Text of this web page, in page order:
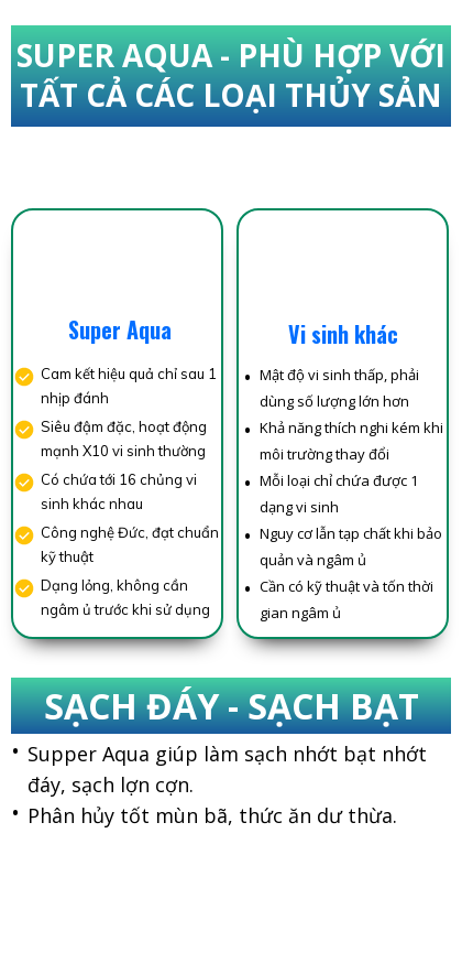
SẠCH ĐÁY - SẠCH BẠT
Supper Aqua giúp làm sạch nhớt bạt nhớt
đáy, sạch lợn cợn.
Phân hủy tốt mùn bã, thức ăn dư thừa.
Super Aqua
Cam kết hiệu quả chỉ sau 1
nhịp đánh
Siêu đậm đặc, hoạt động
mạnh X10 vi sinh thường
Có chứa tới 16 chủng vi
sinh khác nhau
Công nghệ Đức, đạt chuẩn
kỹ thuật
Dạng lỏng, không cần
ngâm ủ trước khi sử dụng
Mật độ vi sinh thấp, phải
dùng số lượng lớn hơn
Khả năng thích nghi kém khi
môi trường thay đổi
Mỗi loại chỉ chứa được 1
dạng vi sinh
Nguy cơ lẫn tạp chất khi bảo
quản và ngâm ủ
Cần có kỹ thuật và tốn thời
gian ngâm ủ
Vi sinh khác
SUPER AQUA - PHÙ HỢP VỚI
TẤT CẢ CÁC LOẠI THỦY SẢN